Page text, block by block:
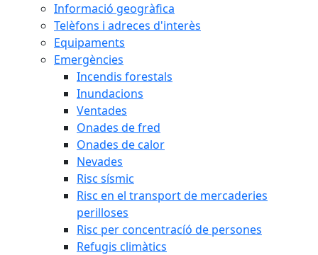
Informació geogràfica
Telèfons i adreces d'interès
Equipaments
Emergències
Incendis forestals
Inundacions
Ventades
Onades de fred
Onades de calor
Nevades
Risc sísmic
Risc en el transport de mercaderies
perilloses
Risc per concentracíó de persones
Refugis climàtics